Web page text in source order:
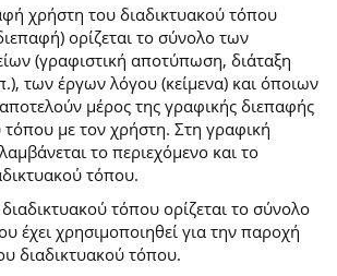
χρήστη του διαδικτυακού τόπου
ορίζεται το σύνολο των
(γραφιστική αποτύπωση, διάταξη
των έργων λόγου (κείμενα) και όποιων
μέρος της γραφικής διεπαφής
τόπου με τον χρήστη. Στη γραφική
το περιεχόμενο και το
τόπου.
τόπου ορίζεται το σύνολο
έχει χρησιμοποιηθεί για την παροχή
διαδικτυακού τόπου.